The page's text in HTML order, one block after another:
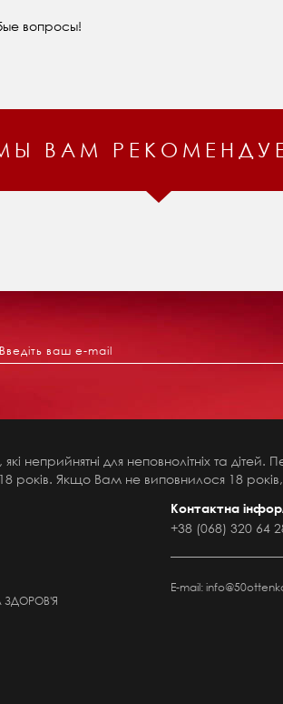
вопросы!
ВАМ
неприйнятні для неповнолітніх та
років. Якщо Вам не виповнилося 18
ЗДОРОВ'Я
Контактна
+38 (068) 320 64
E-mail: